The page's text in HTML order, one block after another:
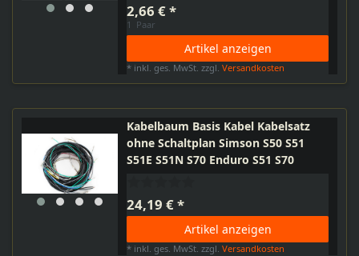
2,66 € *
1 Paar
Artikel anzeigen
* inkl. ges. MwSt. zzgl.Versandkosten
Kabelbaum Basis Kabel Kabelsatz
ohne Schaltplan Simson S50 S51
S51E S51N S70 Enduro S51 S70
24,19 € *
Artikel anzeigen
* inkl. ges. MwSt. zzgl.Versandkosten